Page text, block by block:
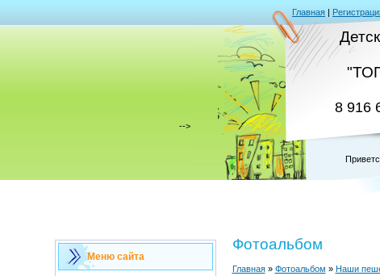
Главная |
8 916
-->
Меню сайта
Фотоальбом
Главная» Фотоальбом » Наши